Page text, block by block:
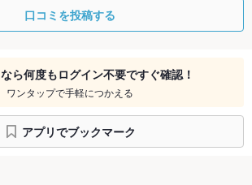
口コミを投稿する
なら何度もログイン不要ですぐ確認！
ワンタップで手軽につかえる
アプリでブックマーク